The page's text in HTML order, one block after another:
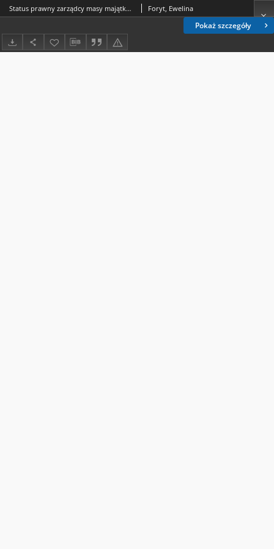
Pokaż szczegóły
Status prawny zarządcy masy majątkowej przedsiębiorcy Foryt, Ewelina